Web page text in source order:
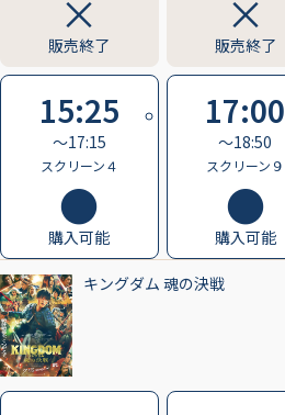
販売終了 販売終了
15:25
〜17:15
スクリーン４
購入可能
17:00
〜18:50
スクリーン９
購入可能
キングダム 魂の決戦